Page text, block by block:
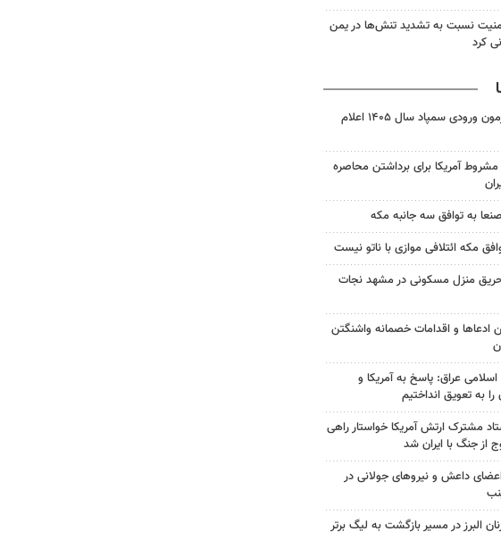
نسبت به تشدید تنش‌ها در یمن
کرد
نتیجه آزمون ورودی سمپاد سال ۱۴۰۵ اعلام
آمریکا برای برداشتن محاصره
به توافق سه جانبه مکه
مکه ائتلافی موازی با ناتو نیست
حریق منزل مسکونی در مشهد نجات
ادعاها و اقدامات خصمانه واشنگتن
عراق: پاسخ به آمریکا و
به تعویق انداختیم
مشترک ارتش آمریکا خواستار راهی
از جنگ با ایران شد
داعش و نیروهای جولانی در
البرز در مسیر بازگشت به لیگ برتر